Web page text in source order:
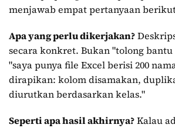
menjawab empat pertanyaan
Apa yang perlu dikerjakan?
secara konkret. Bukan "tolong
"saya punya file Excel berisi 200
dirapikan: kolom disamakan,
diurutkan berdasarkan kelas."
Seperti apa hasil akhirnya?Kalau